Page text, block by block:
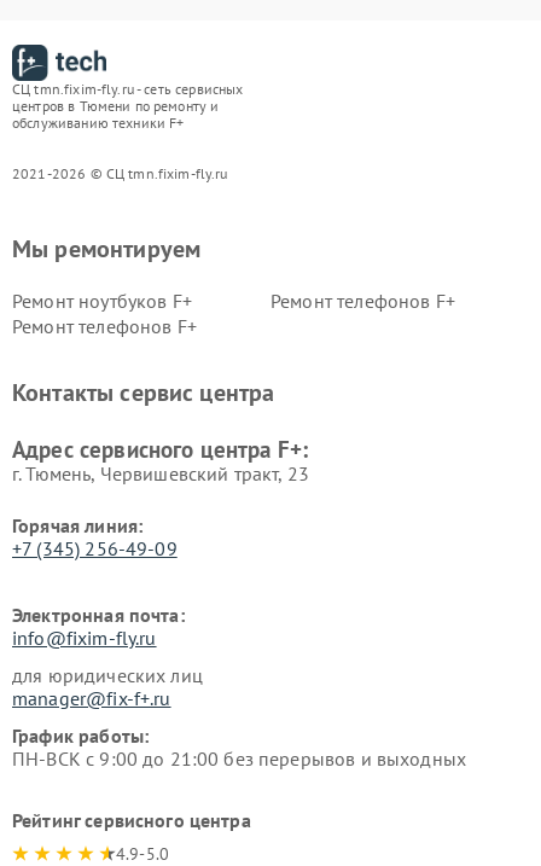
СЦ tmn.fixim-fly.ru - сеть сервисных
центров в Тюмени по ремонту и
обслуживанию техники F+
2021-2026 © СЦ tmn.fixim-fly.ru
Мы ремонтируем
Ремонт ноутбуков F+
Ремонт телефонов F+
Ремонт телефонов F+
Контакты сервис центра
Адрес сервисного центра F+:
г. Тюмень, ​Червишевский тракт, 23
Горячая линия:
+7 (345) 256-49-09
Электронная почта:
info@fixim-fly.ru
для юридических лиц
manager@fix-f+.ru
График работы:
ПН-ВСК с 9:00 до 21:00 без перерывов и выходных
Рейтинг сервисного центра
4.9-5.0